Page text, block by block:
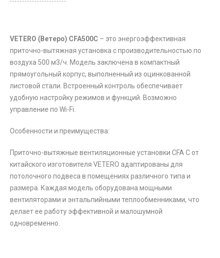
VETERO (Ветеро) CFA500С – это энергоэффективная
приточно-вытяжная установка с производительностью по
воздуха 500 м3/ч. Модель заключена в компактный
прямоугольный корпус, выполненный из оцинкованной
листовой стали. Встроенный контроль обеспечивает
удобную настройку режимов и функций. Возможно
управление по Wi-Fi.
Особенности и преимущества:
Приточно-вытяжные вентиляционные установки CFA C от
китайского изготовителя VETERO адаптированы для
потолочного подвеса в помещениях различного типа и
размера. Каждая модель оборудована мощными
вентиляторами и энтальпийными теплообменниками, что
делает ее работу эффективной и малошумной
одновременно.